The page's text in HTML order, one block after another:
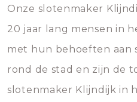
Onze slotenmaker
20 jaar lang mensen in
met hun behoeften aan
rond de stad en zijn de
slotenmaker Klijndijk in